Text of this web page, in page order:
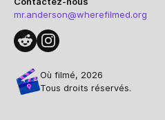
mr.anderson@wherefilmed.org
Où filmé, 2026
Tous droits réservés.